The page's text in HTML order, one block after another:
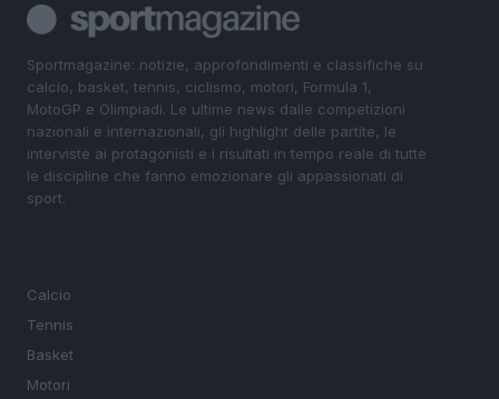
Sportmagazine: notizie, approfondimenti e classifiche su
calcio, basket, tennis, ciclismo, motori, Formula 1,
MotoGP e Olimpiadi. Le ultime news dalle competizioni
nazionali e internazionali, gli highlight delle partite, le
interviste ai protagonisti e i risultati in tempo reale di tutte
le discipline che fanno emozionare gli appassionati di
sport.
Calcio
Tennis
Basket
Motori